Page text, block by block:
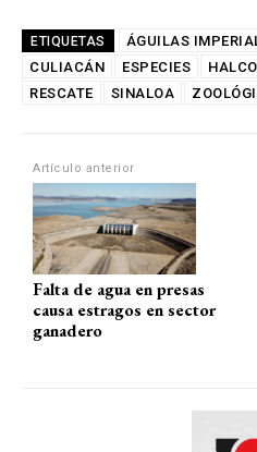
at
s
p
ce
b
k
e
gr
ETIQUETAS ÁGUILAS
CULIACÁN
ESPECIES
RESCATE
SINALOA
Artículo anterior
Falta de agua en presas
causa estragos en sector
ganadero